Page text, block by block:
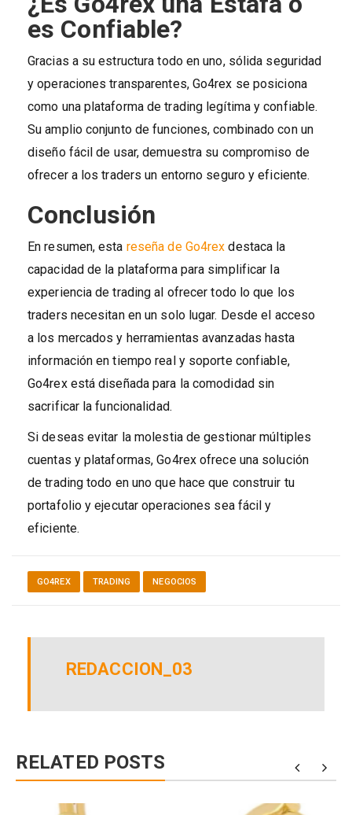
es Confiable?
Gracias a su estructura todo en uno, sólida seguridad
y operaciones transparentes, Go4rex se posiciona
como una plataforma de trading legítima y confiable.
Su amplio conjunto de funciones, combinado con un
diseño fácil de usar, demuestra su compromiso de
ofrecer a los traders un entorno seguro y eficiente.
Conclusión
En resumen, esta reseña de Go4rex destaca la
capacidad de la plataforma para simplificar la
experiencia de trading al ofrecer todo lo que los
traders necesitan en un solo lugar. Desde el acceso
a los mercados y herramientas avanzadas hasta
información en tiempo real y soporte confiable,
Go4rex está diseñada para la comodidad sin
sacrificar la funcionalidad.
Si deseas evitar la molestia de gestionar múltiples
cuentas y plataformas, Go4rex ofrece una solución
de trading todo en uno que hace que construir tu
portafolio y ejecutar operaciones sea fácil y
eficiente.
GO4REX TRADING NEGOCIOS
REDACCION_03
RELATED POSTS